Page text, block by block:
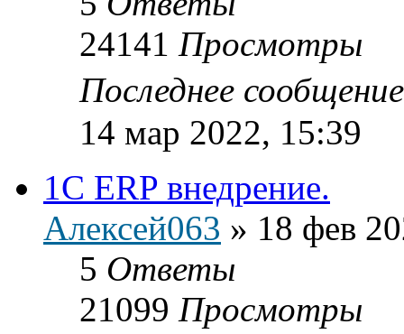
24141 Просмотры
Последнее
14 мар 2022, 15:39
1C ERP внедрение.
Алексей063 » 18 фев
5 Ответы
21099 Просмотры